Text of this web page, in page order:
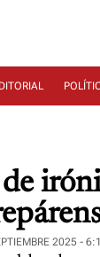
2025 -